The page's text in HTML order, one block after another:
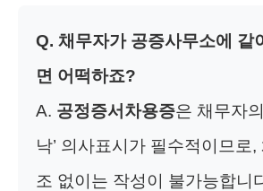
Q. 채무자가 공증사무소에 같
면 어떡하죠?
A. 공정증서차용증은 채무자
낙’ 의사표시가 필수적이므로,
조 없이는 작성이 불가능합니